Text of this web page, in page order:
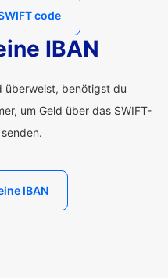
code
IBAN
überweist, benötigst du
um Geld über das SWIFT-
IBAN